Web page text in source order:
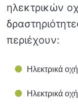
ηλεκτρικών
περιέχουν:
Ηλεκτρικά
Ηλεκτρικά